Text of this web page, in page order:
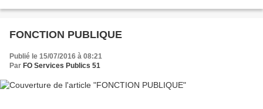
FONCTION PUBLIQUE
Publié le 15/07/2016 à 08:21
Par FO Services Publics 51